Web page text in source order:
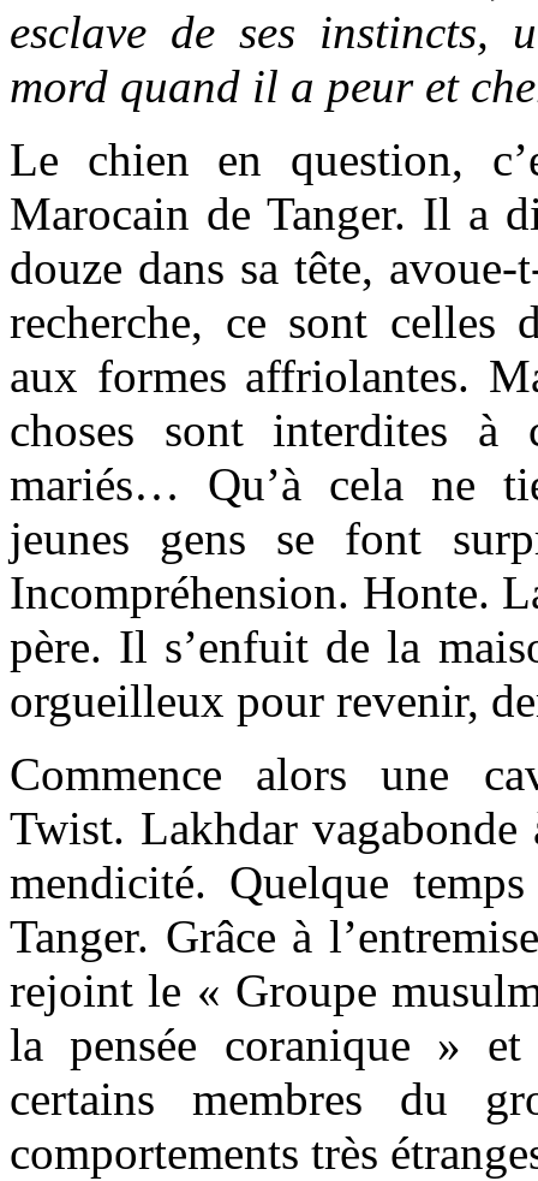
esclave de ses instincts,
mord quand il a peur et
Le chien en question,
Marocain de Tanger. Il a
douze dans sa tête,
recherche, ce sont celles
aux formes affriolantes.
choses sont interdites
mariés… Qu’à cela ne
jeunes gens se font
Incompréhension. Honte.
père. Il s’enfuit de la
orgueilleux pour revenir,
Commence alors une
Twist. Lakhdar
mendicité. Quelque
Tanger. Grâce à
rejoint le « Groupe
la pensée coranique »
certains membres du
comportements très